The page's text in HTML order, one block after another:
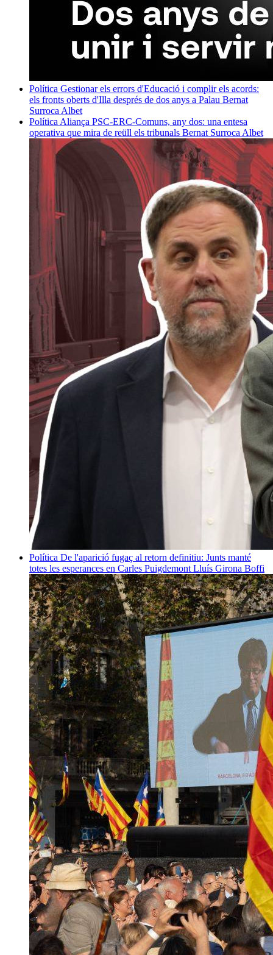
Política Gestionar els errors d'Educació i complir els acords:
els fronts oberts d'Illa després de dos anys a Palau Bernat
Surroca Albet
Política Aliança PSC-ERC-Comuns, any dos: una entesa
operativa que mira de reüll els tribunals Bernat Surroca Albet
Política De l'aparició fugaç al retorn definitiu: Junts manté
totes les esperances en Carles Puigdemont Lluís Girona Boffi